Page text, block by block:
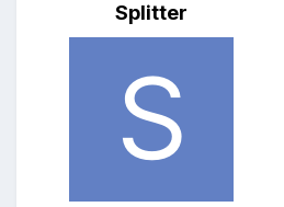
Splitter